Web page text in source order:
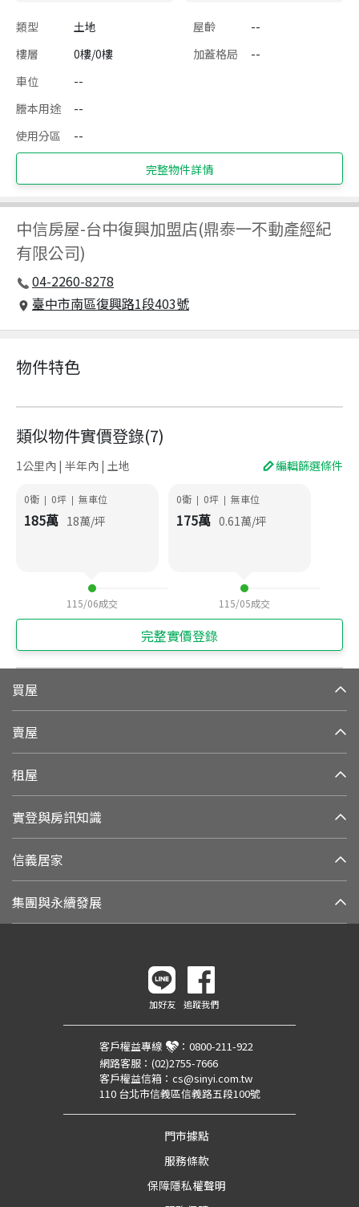
類型 土地 屋齡
--
樓層
0樓/0樓 加蓋格局
--
車位
--
謄本用途
--
使用分區
--
完整物件詳情
中信房屋-台中復興加盟店(鼎泰一不動產經紀
有限公司)
04-2260-8278
臺中市南區復興路1段403號
物件特色
類似物件實價登錄(7)
1公里內 | 半年內 | 土地 編輯篩選條件
0衛 | 0坪 | 無車位
185萬 18萬/坪
115/06成交
0衛 | 0坪 | 無車位
175萬 0.61萬/坪
115/05成交
完整實價登錄
買屋
賣屋
租屋
實登與房訊知識
信義居家
集團與永續發展
加好友 追蹤我們
客戶權益專線 ： 0800-211-922
網路客服： (02)2755-7666
客戶權益信箱： cs@sinyi.com.tw
110 台北市信義區信義路五段100號
門市據點
服務條款
保障隱私權聲明